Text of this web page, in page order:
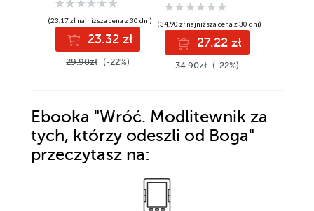
(23,17 zł najniższa cena z 30 dni)
23.32 zł
29.90zł (-22%)
(34,90 zł najniższa cena z 30 dni)
27.22 zł
34.90zł (-22%)
Ebooka "Wróć. Modlitewnik za
tych, którzy odeszli od Boga"
przeczytasz na: